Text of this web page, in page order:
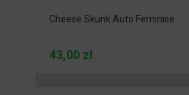
Cheese Skunk Auto Feminise
43,00 zł